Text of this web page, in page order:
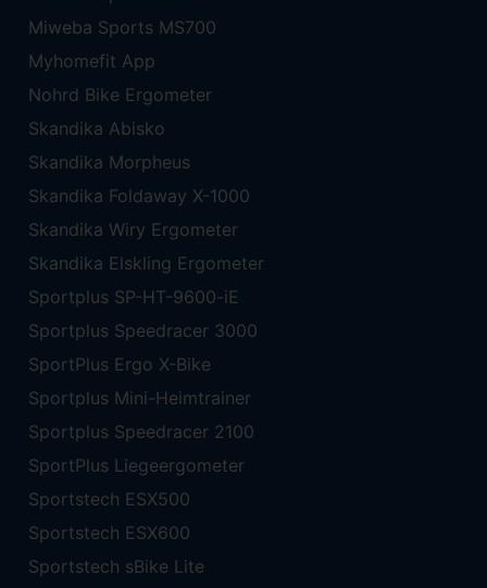
Miweba Sports MS700
Myhomefit App
Nohrd Bike Ergometer
Skandika Abisko
Skandika Morpheus
Skandika Foldaway X-1000
Skandika Wiry Ergometer
Skandika Elskling Ergometer
Sportplus SP-HT-9600-iE
Sportplus Speedracer 3000
SportPlus Ergo X-Bike
Sportplus Mini-Heimtrainer
Sportplus Speedracer 2100
SportPlus Liegeergometer
Sportstech ESX500
Sportstech ESX600
Sportstech sBike Lite